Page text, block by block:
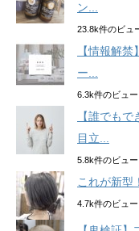
ン...
23.8k件のビュ
【情報解
ー...
6.3k件のビュー
【誰でも
目立...
5.8k件のビュー
これが新型
4.7k件のビュー